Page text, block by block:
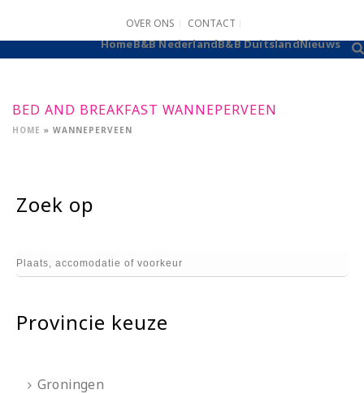
OVER ONS CONTACT
HomeB&B NederlandB&B DuitslandNieuws
BED AND BREAKFAST WANNEPERVEEN
HOME » WANNEPERVEEN
Zoek op
Provincie keuze
Groningen